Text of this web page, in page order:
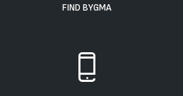
FIND BYGMA